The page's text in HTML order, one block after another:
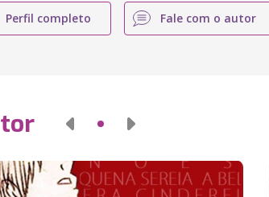
Perfil completo Fale com o autor